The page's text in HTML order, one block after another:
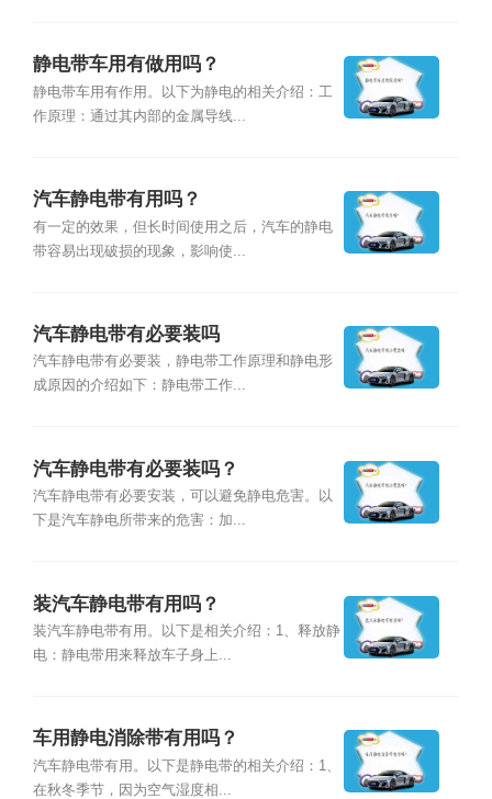
静电带车用有做用吗？
静电带车用有作用。以下为静电的相关介绍：工
作原理：通过其内部的金属导线...
汽车静电带有用吗？
有一定的效果，但长时间使用之后，汽车的静电
带容易出现破损的现象，影响使...
汽车静电带有必要装吗
汽车静电带有必要装，静电带工作原理和静电形
成原因的介绍如下：静电带工作...
汽车静电带有必要装吗？
汽车静电带有必要安装，可以避免静电危害。以
下是汽车静电所带来的危害：加...
装汽车静电带有用吗？
装汽车静电带有用。以下是相关介绍：1、释放静
电：静电带用来释放车子身上...
车用静电消除带有用吗？
汽车静电带有用。以下是静电带的相关介绍：1、
在秋冬季节，因为空气湿度相...